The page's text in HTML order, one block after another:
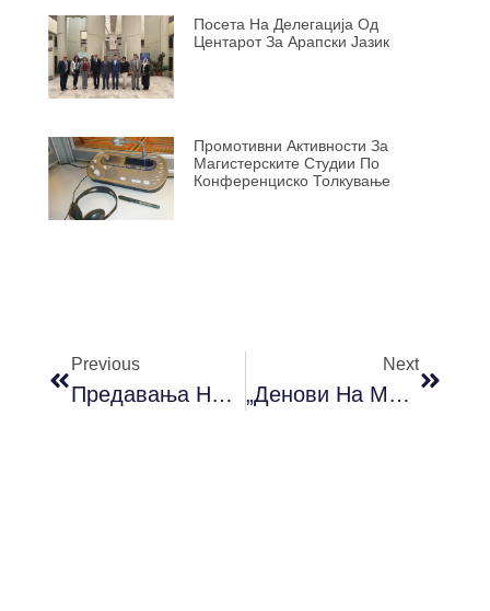
Посета На Делегација Од
Центарот За Арапски Јазик
Промотивни Активности За
Магистерските Студии По
Конференциско Толкување
Previous
Предавања На Д-Р Петар Радосављевиќ, Визитинг-Професор
Next
„Денови На Македонската Литература“ На Филолошкиот Факултет „Блаже Конески“